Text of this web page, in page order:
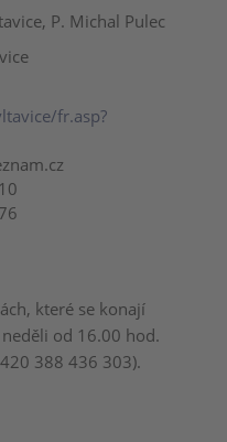
P. Michal Pulec
fr.asp?
které se konají
od 16.00 hod.
388 436 303).